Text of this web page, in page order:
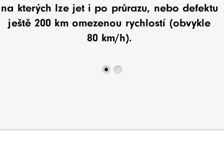
na kterých lze jet i po průrazu, nebo defektu
ještě 200 km omezenou rychlostí (obvykle
80 km/h).